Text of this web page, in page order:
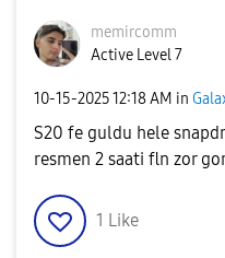
memircomm
Active Level 7
‎10-15-202512:18 AM in
S20 fe guldu hele
resmen 2 saati fln zor
1 Like